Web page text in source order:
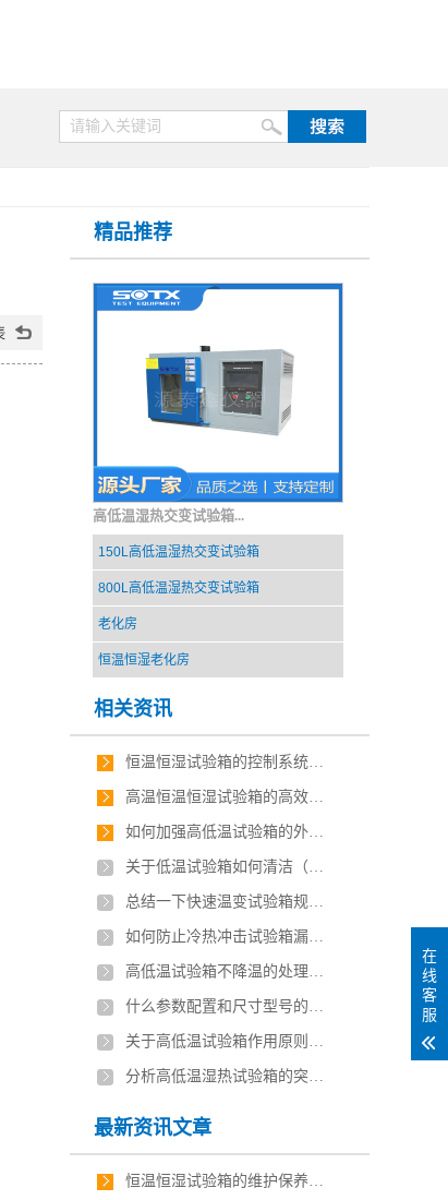
精品推荐
高低温湿热交变试验箱...
150L高低温湿热交变试验箱
800L高低温湿热交变试验箱
老化房
恒温恒湿老化房
相关资讯
恒温恒湿试验箱的控制系统主要分为三大类
高温恒温恒湿试验箱的高效清洗
如何加强高低温试验箱的外观质感及洁净度因素？
关于低温试验箱如何清洁（高低温试验箱是什么）
总结一下快速温变试验箱规格尺寸有哪些
如何防止冷热冲击试验箱漏电？
高低温试验箱不降温的处理方式
什么参数配置和尺寸型号的恒温恒湿试验箱符合自己检测需要
关于高低温试验箱作用原则的相关介绍？
分析高低温湿热试验箱的突发性和渐发性故障
最新资讯文章
恒温恒湿试验箱的维护保养技巧有哪些？
在
线
客
服